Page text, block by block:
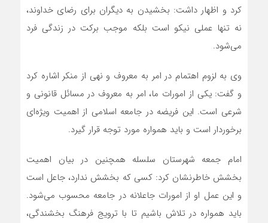
کرد و اظهار داشت: بخشیدن به دیگران برای رضای خداوند،
نه تنها عملی نیکو است بلکه موجب برکت در زندگی فرد
می‌شود.
وی به لزوم اهتمام در امر به معروف و نهی از منکر اشاره کرد
و گفت: یکی از امورات ما، امر به معروف در مسائل قانونی و
شرعی است. این فریضه در جامعه اسلامی از اهمیت ویژه‌ای
برخوردار است و باید همواره مورد توجه قرار گیرد.
امام جمعه شهرستان سلسله همچنین در بیان اهمیت
بخشش خاطرنشان کرد: کسی که بخشش ندارد، جاعل است
و این عمل او از امورات جاعلانه در جامعه محسوب می‌شود.
باید همواره در تلاش باشیم تا با ترویج فرهنگ بخشندگی،